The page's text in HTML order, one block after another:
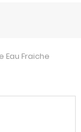
Eau Fraiche